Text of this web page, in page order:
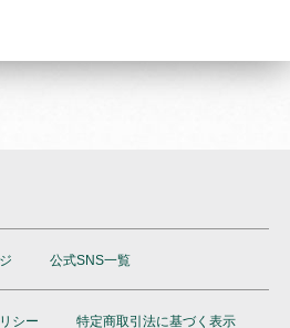
公式SNS一覧
シー 特定商取引法に基づく表示